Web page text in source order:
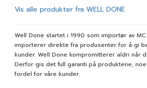
Vis alle produkter fra WELL DONE
Well Done startet i 1990 som importør av
importerer direkte fra produsenter for å gi
kunder. Well Done kompromitterer aldri når
Derfor gis det full garanti på produktene,
fordel for våre kunder.